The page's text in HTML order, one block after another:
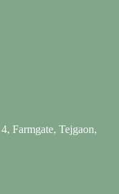
Farmgate, Tejgaon,